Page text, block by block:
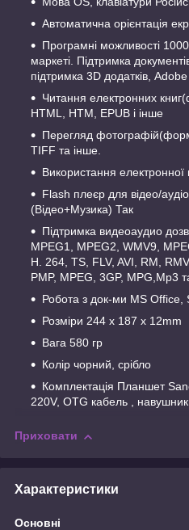
Автоматична орієнтація
Програмні можливості
маркеті. Підтримка
підтримка 3D додатків,
Читання електронних
HTML, HTM, EPUB і інше
Перегляд
TIFF та інше.
Використання
Flash плеєр для відео/
(Відео+Музика) Так
Підтримка видеоаудио
MPEG1, MPEG2, WMV9,
H. 264, TS, FLV, AVI, RM,
PMP, MPEG, 3GP, MPG,Mp3
Робота з док-ми MS Office,
Розміри 244 x 187 x 12mm
Вага 580 гр
Колір чорний, срібло
Комплектація Планшет
220V, OTG кабель ,
Приховати
Характеристики
Основні